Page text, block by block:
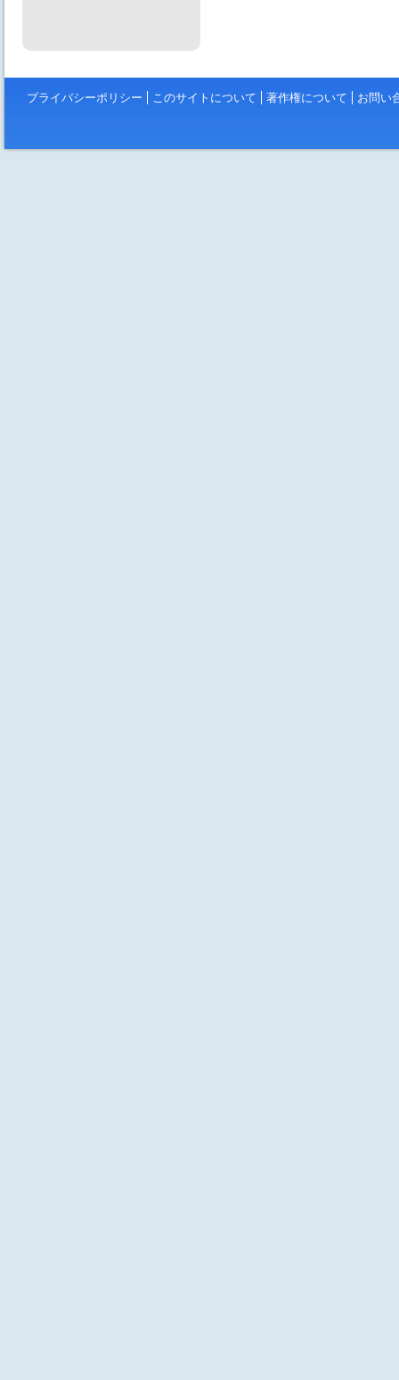
プライバシーポリシー このサイトについて 著作権について お問い